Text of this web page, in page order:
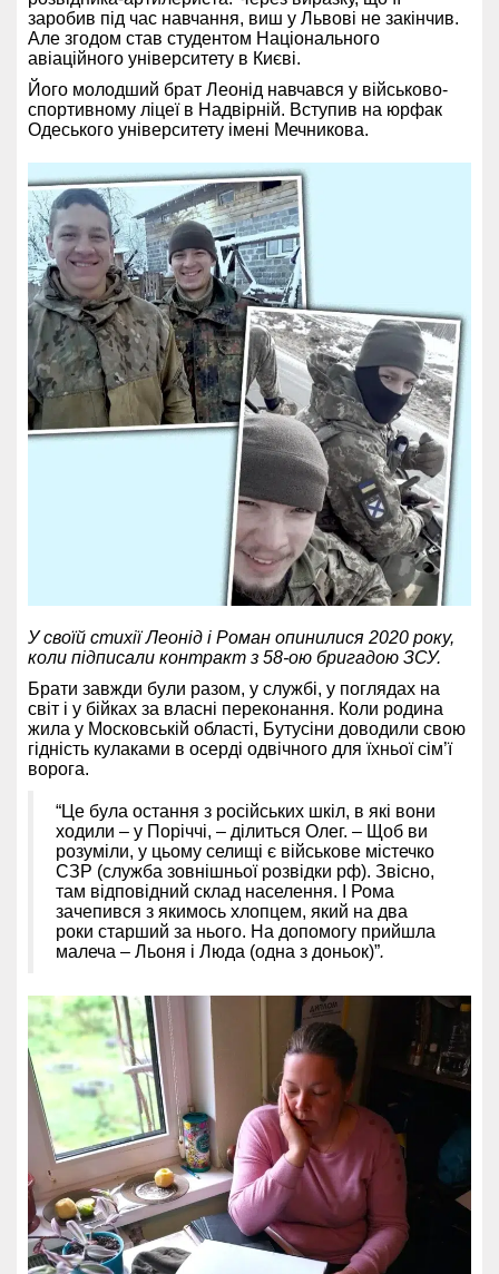
заробив під час навчання, виш у Львові не закінчив.
Але згодом став студентом Національного
авіаційного університету в Києві.
Його молодший брат Леонід навчався у військово-
спортивному ліцеї в Надвірній. Вступив на юрфак
Одеського університету імені Мечникова.
У своїй стихії Леонід і Роман опинилися 2020 року,
коли підписали контракт з 58-ою бригадою ЗСУ.
Брати завжди були разом, у службі, у поглядах на
світ і у бійках за власні переконання. Коли родина
жила у Московській області, Бутусіни доводили свою
гідність кулаками в осерді одвічного для їхньої сім’ї
ворога.
“Це була остання з російських шкіл, в які вони
ходили – у Поріччі, – ділиться Олег. – Щоб ви
розуміли, у цьому селищі є військове містечко
СЗР (служба зовнішньої розвідки рф). Звісно,
там відповідний склад населення. І Рома
зачепився з якимось хлопцем, який на два
роки старший за нього. На допомогу прийшла
малеча – Льоня і Люда (одна з доньок)”.